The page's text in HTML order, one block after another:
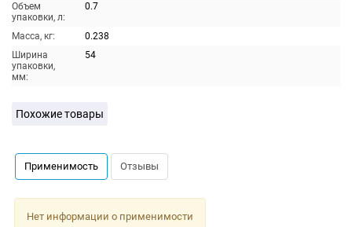
Объем
упаковки, л:
0.7
Масса, кг:
0.238
Ширина
упаковки,
мм:
54
Похожие товары
Применимость Отзывы
Нет информации о применимости